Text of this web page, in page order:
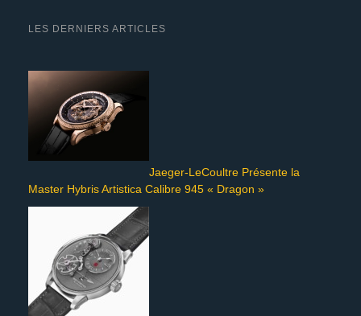
LES DERNIERS ARTICLES
Jaeger-LeCoultre Présente la
Master Hybris Artistica Calibre 945 « Dragon »